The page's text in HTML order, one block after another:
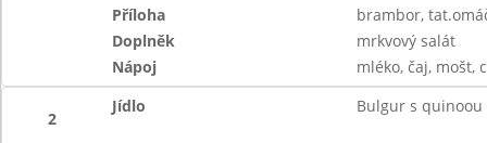
Příloha
brambor,
Doplněk
mrkvový salát
Nápoj
mléko, čaj, mošt,
2
Jídlo Bulgur s